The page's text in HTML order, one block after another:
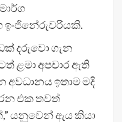
ඉංජිනේරුවරියකි.
දරුවො ගැන
ළමා අපචාර ඇති
අවධානය ඉතාම මදි
එක තවත්
යනුවෙන් ඇය කියා